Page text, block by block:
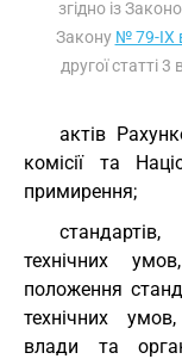
згідно із
Закону № 79-IX
другої статті
актів
комісії та
примирення;
технічних
положення
технічних
влади та